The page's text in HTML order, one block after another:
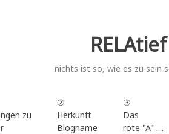
RELAtief
nichts ist so, wie es zu sein
zu
②
Herkunft
Blogname
③
Das
rote "A" ....